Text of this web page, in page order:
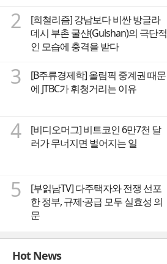
2
[희철리즘] 강남보다 비싼 방글라
데시 부촌 굴샨(Gulshan)의 극단적
인 모습에 충격을 받다
3
[B주류경제학] 올림픽 중계권 때문
에 JTBC가 휘청거리는 이유
4
[비디오머그] 비트코인 6만7천 달
러가 무너지면 벌어지는 일
5
[부읽남TV] 다주택자와 전쟁 선포
한 정부, 규제·공급 모두 실효성 의
문
Hot News